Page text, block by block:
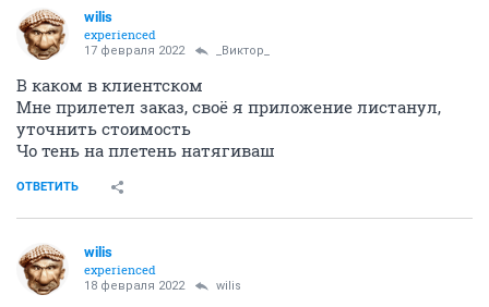
wilis
experienced
17 февраля 2022 _Виктор_
В каком в клиентском
Мне прилетел заказ, своё я приложение листанул,
уточнить стоимость
Чо тень на плетень натягиваш
ОТВЕТИТЬ
wilis
experienced
18 февраля 2022 wilis